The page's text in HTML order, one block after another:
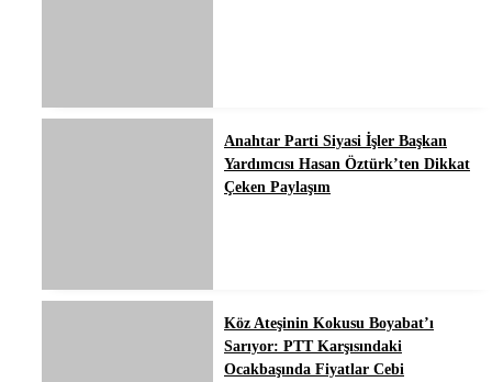
Anahtar Parti Siyasi İşler Başkan
Yardımcısı Hasan Öztürk’ten Dikkat
Çeken Paylaşım
Köz Ateşinin Kokusu Boyabat’ı
Sarıyor: PTT Karşısındaki
Ocakbaşında Fiyatlar Cebi